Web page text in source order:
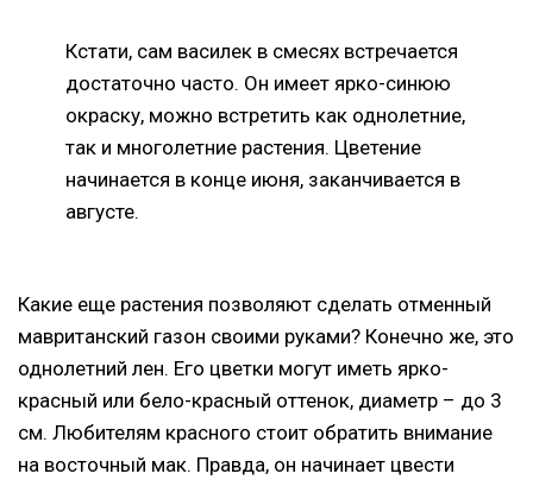
Кстати, сам василек в смесях встречается
достаточно часто. Он имеет ярко-синюю
окраску, можно встретить как однолетние,
так и многолетние растения. Цветение
начинается в конце июня, заканчивается в
августе.
Какие еще растения позволяют сделать отменный
мавританский газон своими руками? Конечно же, это
однолетний лен. Его цветки могут иметь ярко-
красный или бело-красный оттенок, диаметр – до 3
см. Любителям красного стоит обратить внимание
на восточный мак. Правда, он начинает цвести